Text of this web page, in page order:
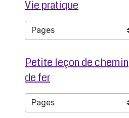
Vie pratique
Petite leçon de chemin
de fer